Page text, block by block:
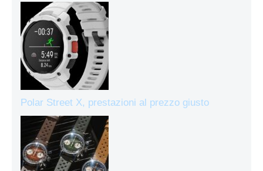
Polar Street X, prestazioni al prezzo giusto